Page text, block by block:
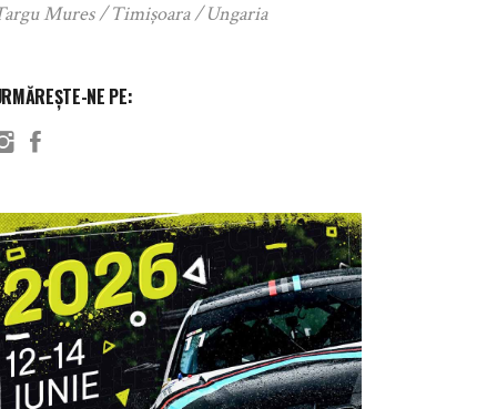
Mures
Timișoara Ungaria
NE PE: